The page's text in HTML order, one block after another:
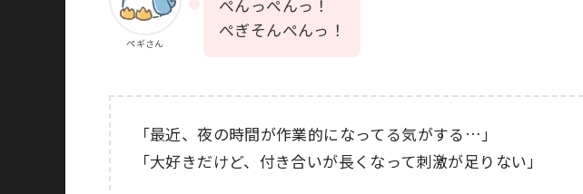
ペギさん
ぺんっぺんっ！
ぺぎそんぺんっ！
「最近、夜の時間が作業的になってる気がする…」
「大好きだけど、付き合いが長くなって刺激が足りない」